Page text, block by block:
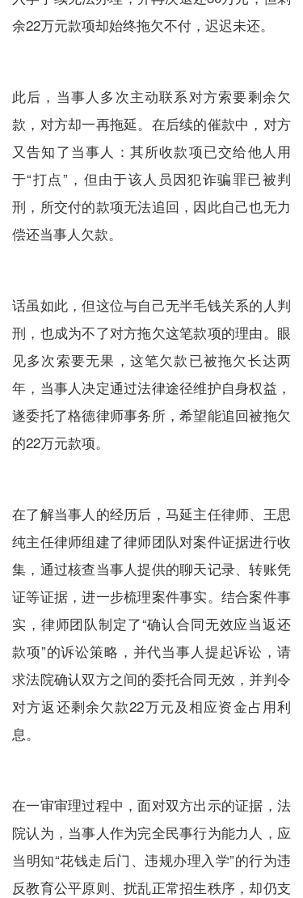
余22万元款项却始终拖欠不付，迟迟未还。
此后，当事人多次主动联系对方索要剩余欠
款，对方却一再拖延。在后续的催款中，对方
又告知了当事人：其所收款项已交给他人用
于“打点”，但由于该人员因犯诈骗罪已被判
刑，所交付的款项无法追回，因此自己也无力
偿还当事人欠款。
话虽如此，但这位与自己无半毛钱关系的人判
刑，也成为不了对方拖欠这笔款项的理由。眼
见多次索要无果，这笔欠款已被拖欠长达两
年，当事人决定通过法律途径维护自身权益，
遂委托了格德律师事务所，希望能追回被拖欠
的22万元款项。
在了解当事人的经历后，马延主任律师、王思
纯主任律师组建了律师团队对案件证据进行收
集，通过核查当事人提供的聊天记录、转账凭
证等证据，进一步梳理案件事实。结合案件事
实，律师团队制定了“确认合同无效应当返还
款项”的诉讼策略，并代当事人提起诉讼，请
求法院确认双方之间的委托合同无效，并判令
对方返还剩余欠款22万元及相应资金占用利
息。
在一审审理过程中，面对双方出示的证据，法
院认为，当事人作为完全民事行为能力人，应
当明知“花钱走后门、违规办理入学”的行为违
反教育公平原则、扰乱正常招生秩序，却仍支